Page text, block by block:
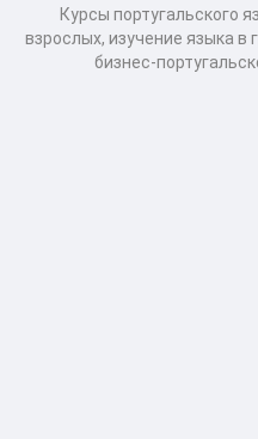
Курсы португальского
взрослых, изучение языка в
бизнес-